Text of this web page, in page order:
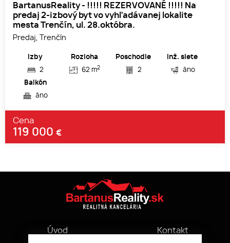
BartanusReality - !!!!! REZERVOVANÉ !!!!! Na
predaj 2-izbový byt vo vyhľadávanej lokalite
mesta Trenčín, ul. 28.októbra.
Predaj, Trenčín
Izby
2
Rozloha
62 m2
Poschodie
2
Inž. siete
áno
Balkón
áno
Cena
119 000 €
Úvod
Kontakt